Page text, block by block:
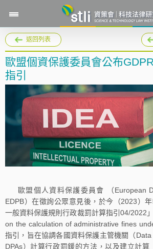
返回列表
歐盟個資保護委員會公布
指引
歐盟個人資料保護委員會 （European
EDPB）在徵詢公眾意見後，於今（2023）
一般資料保護規則行政裁罰計算指引04/2022
on the calculation of administrative fines
指引，旨在協調各國資料保護主管機關（Data
DPAs）計算行政罰鍰的方法，以及建立計算